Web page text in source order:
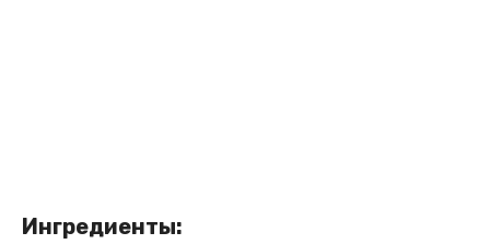
Ингредиенты: